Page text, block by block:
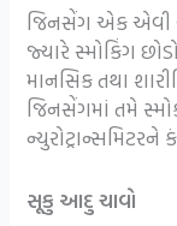
જિનસેંગ એક એવી
જ્યારે સ્મોકિંગ
માનસિક તથા
જિનસેંગમાં તમે
ન્યુરોટ્રાન્સમિટરને
સૂકુ આદુ ચાવો